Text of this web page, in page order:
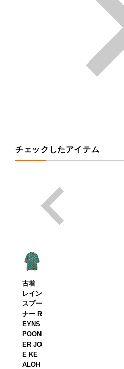
チェックしたアイテム
古着
レイン
スプー
ナー R
EYNS
POON
ER JO
E KE
ALOH